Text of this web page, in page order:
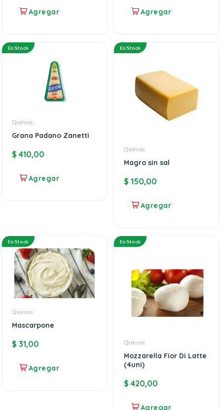
En Stock
Quesos
Grana Padano Zanetti
$ 410,00
En Stock
Quesos
Magro sin sal
$ 150,00
En Stock
Quesos
Mascarpone
$ 31,00
En Stock
Quesos
Mozzarella Fior Di Latte
(4uni)
$ 420,00